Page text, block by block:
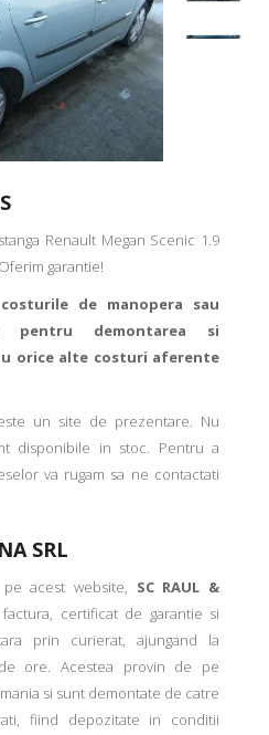
Renault Megan Scenic 1.9
garantie!
de manopera sau
pentru demontarea si
orice alte costuri aferente
un site de prezentare. Nu
disponibile in stoc. Pentru a
va rugam sa ne contactati
SRL
acest website, SC RAUL &
certificat de garantie si
prin curierat, ajungand la
ore. Acestea provin de pe
si sunt demontate de catre
fiind depozitate in conditii